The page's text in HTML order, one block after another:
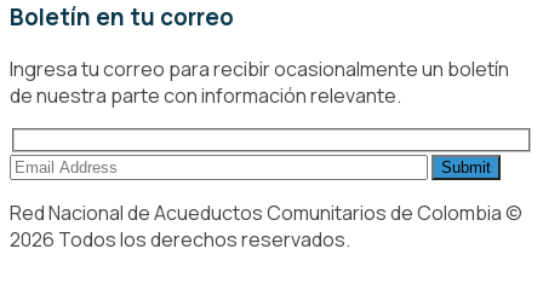
Boletín en tu correo
Ingresa tu correo para recibir ocasionalmente un boletín
de nuestra parte con información relevante.
Red Nacional de Acueductos Comunitarios de Colombia ©
2026 Todos los derechos reservados.